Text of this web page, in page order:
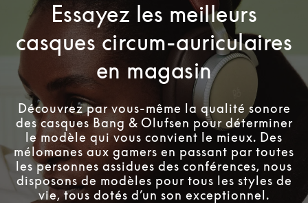
Essayez les meilleurs
casques circum-auriculaires
en magasin
Découvrez par vous-même la qualité sonore
des casques Bang & Olufsen pour déterminer
le modèle qui vous convient le mieux. Des
mélomanes aux gamers en passant par toutes
les personnes assidues des conférences, nous
disposons de modèles pour tous les styles de
vie, tous dotés d’un son exceptionnel.